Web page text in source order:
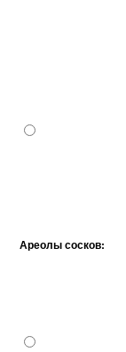
Ареолы сосков: